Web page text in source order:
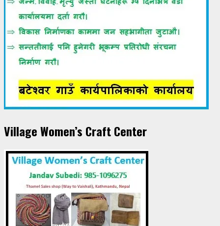
Village Women’s Craft Center